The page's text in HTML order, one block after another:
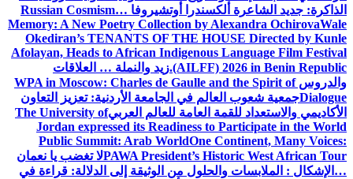
الذاكرة: جديد الشاعرة ألكسندرا أوتشيروفا Russian Cosmism…
Memory: A New Poetry Collection by Alexandra OchirovaWale
Okediran’s TENANTS OF THE HOUSE Directed by Kunle
Afolayan, Heads to African Indigenous Language Film Festival
(AILFF) 2026 in Benin Republic. زيد والنملة … العلاقات
والدروسWPA in Moscow: Charles de Gaulle and the Spirit of
Dialogueجمعية شعوب العالم في الجامعة الأردنية: تعزيز التعاون
الأكاديمي والاستعداد للقمة العامة للعالم العربيThe University of
Jordan expressed its Readiness to Participate in the World
Public Summit: Arab WorldOne Continent, Many Voices:
PAWA President’s Historic West African Tourلا تغضب يا نعمان
…الإشكال : الملابسات والحلول من الوثيقة إلى الدلالة: قراءة في